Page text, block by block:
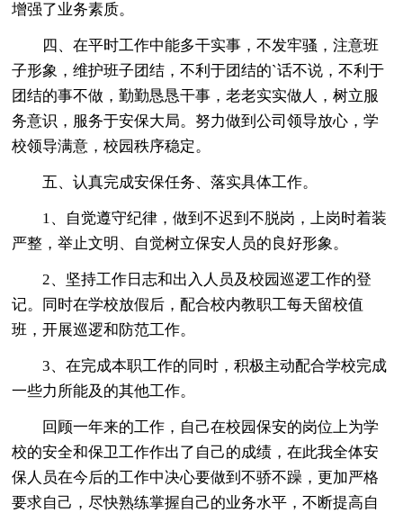
增强了业务素质。
四、在平时工作中能多干实事，不发牢骚，注意班
子形象，维护班子团结，不利于团结的`话不说，不利于
团结的事不做，勤勤恳恳干事，老老实实做人，树立服
务意识，服务于安保大局。努力做到公司领导放心，学
校领导满意，校园秩序稳定。
五、认真完成安保任务、落实具体工作。
1、自觉遵守纪律，做到不迟到不脱岗，上岗时着装
严整，举止文明、自觉树立保安人员的良好形象。
2、坚持工作日志和出入人员及校园巡逻工作的登
记。同时在学校放假后，配合校内教职工每天留校值
班，开展巡逻和防范工作。
3、在完成本职工作的同时，积极主动配合学校完成
一些力所能及的其他工作。
回顾一年来的工作，自己在校园保安的岗位上为学
校的安全和保卫工作作出了自己的成绩，在此我全体安
保人员在今后的工作中决心要做到不骄不躁，更加严格
要求自己，尽快熟练掌握自己的业务水平，不断提高自